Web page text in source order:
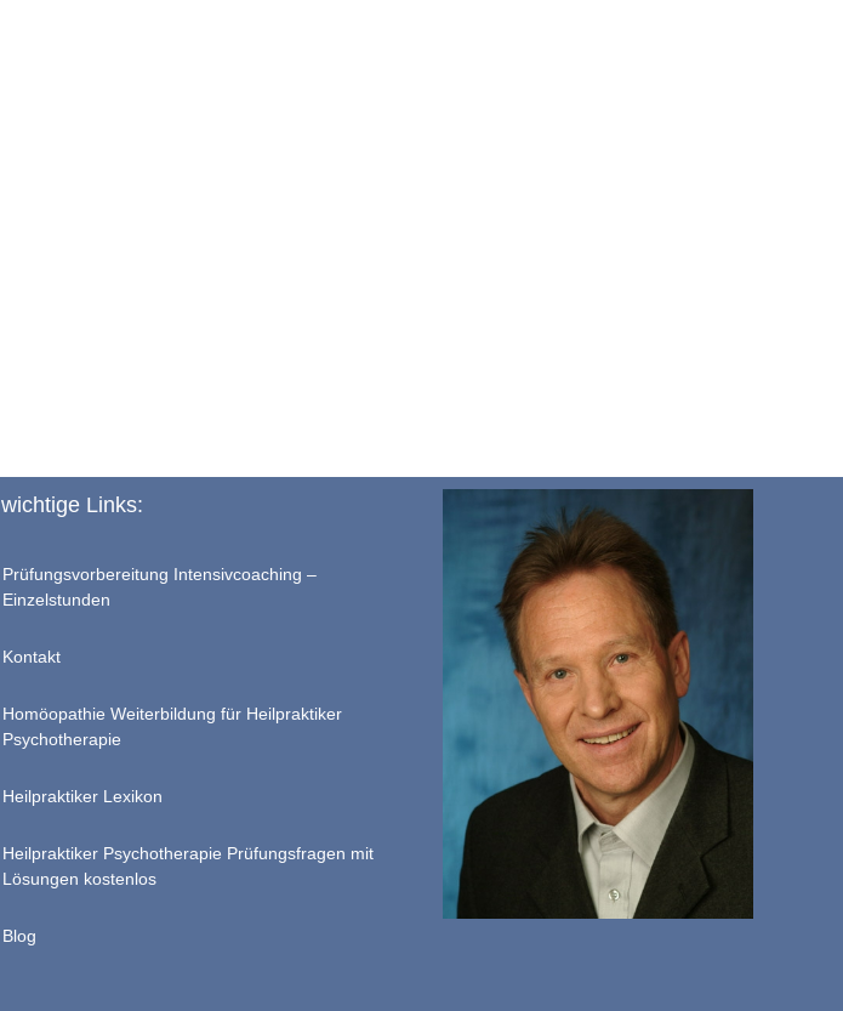
wichtige Links:
Prüfungsvorbereitung Intensivcoaching –
Einzelstunden
Kontakt
Homöopathie Weiterbildung für Heilpraktiker
Psychotherapie
Heilpraktiker Lexikon
Heilpraktiker Psychotherapie Prüfungsfragen mit
Lösungen kostenlos
Blog